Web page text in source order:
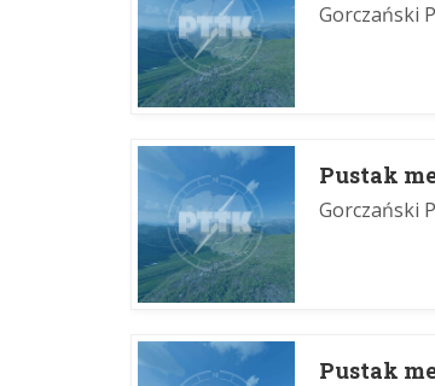
Gorczański
Pustak
Gorczański
Pustak